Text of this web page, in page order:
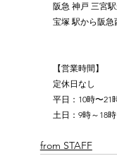
阪急 神戸 三宮
宝塚 駅から阪急
【営業時間】
定休日なし
平日：10時〜21
土日：9時～18
from STAFF